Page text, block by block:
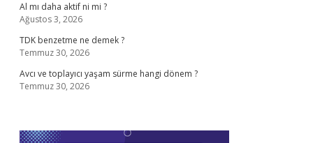
Al mı daha aktif ni mi ?
Ağustos 3, 2026
TDK benzetme ne demek ?
Temmuz 30, 2026
Avcı ve toplayıcı yaşam sürme hangi dönem ?
Temmuz 30, 2026